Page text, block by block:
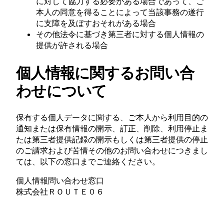
本人の同意を得ることによって当該事務の遂行
に支障を及ぼすおそれがある場合
その他法令に基づき第三者に対する個人情報の
提供が許される場合
個人情報に関するお問い合
わせについて
保有する個人データに関する、ご本人から利用目的の
通知または保有情報の開示、訂正、削除、利用停止ま
たは第三者提供記録の開示もしくは第三者提供の停止
のご請求および苦情その他のお問い合わせにつきまし
ては、以下の窓口までご連絡ください。
個人情報問い合わせ窓口
株式会社ＲＯＵＴＥ０６